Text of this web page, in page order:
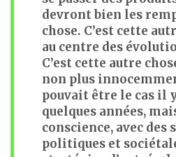
devront bien les
chose. C’est cette
au centre des
C’est cette autre
non plus
pouvait être le cas il
quelques années,
conscience, avec des
politiques et